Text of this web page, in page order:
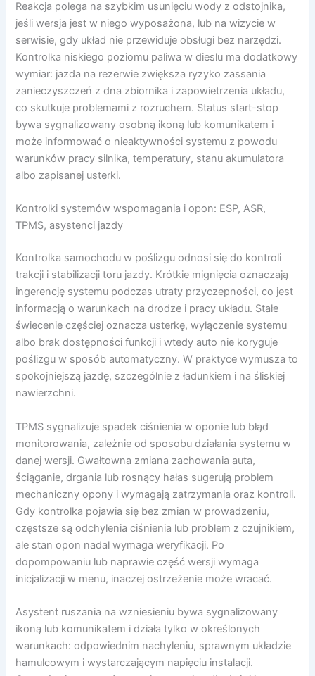
Reakcja polega na szybkim usunięciu wody z odstojnika,
jeśli wersja jest w niego wyposażona, lub na wizycie w
serwisie, gdy układ nie przewiduje obsługi bez narzędzi.
Kontrolka niskiego poziomu paliwa w dieslu ma dodatkowy
wymiar: jazda na rezerwie zwiększa ryzyko zassania
zanieczyszczeń z dna zbiornika i zapowietrzenia układu,
co skutkuje problemami z rozruchem. Status start-stop
bywa sygnalizowany osobną ikoną lub komunikatem i
może informować o nieaktywności systemu z powodu
warunków pracy silnika, temperatury, stanu akumulatora
albo zapisanej usterki.
Kontrolki systemów wspomagania i opon: ESP, ASR,
TPMS, asystenci jazdy
Kontrolka samochodu w poślizgu odnosi się do kontroli
trakcji i stabilizacji toru jazdy. Krótkie mignięcia oznaczają
ingerencję systemu podczas utraty przyczepności, co jest
informacją o warunkach na drodze i pracy układu. Stałe
świecenie częściej oznacza usterkę, wyłączenie systemu
albo brak dostępności funkcji i wtedy auto nie koryguje
poślizgu w sposób automatyczny. W praktyce wymusza to
spokojniejszą jazdę, szczególnie z ładunkiem i na śliskiej
nawierzchni.
TPMS sygnalizuje spadek ciśnienia w oponie lub błąd
monitorowania, zależnie od sposobu działania systemu w
danej wersji. Gwałtowna zmiana zachowania auta,
ściąganie, drgania lub rosnący hałas sugerują problem
mechaniczny opony i wymagają zatrzymania oraz kontroli.
Gdy kontrolka pojawia się bez zmian w prowadzeniu,
częstsze są odchylenia ciśnienia lub problem z czujnikiem,
ale stan opon nadal wymaga weryfikacji. Po
dopompowaniu lub naprawie część wersji wymaga
inicjalizacji w menu, inaczej ostrzeżenie może wracać.
Asystent ruszania na wzniesieniu bywa sygnalizowany
ikoną lub komunikatem i działa tylko w określonych
warunkach: odpowiednim nachyleniu, sprawnym układzie
hamulcowym i wystarczającym napięciu instalacji.